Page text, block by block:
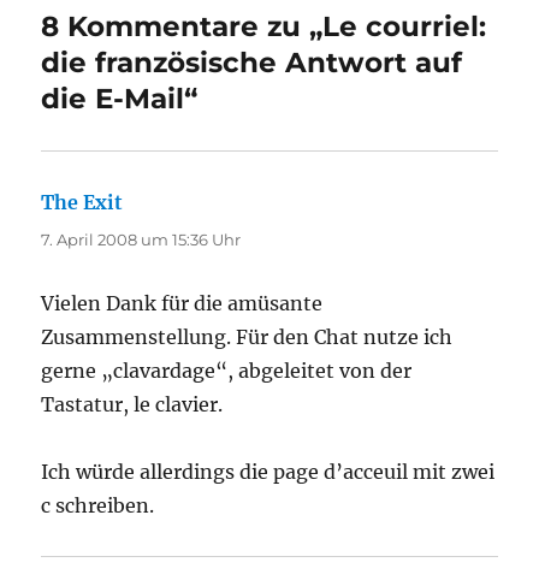
8 Kommentare zu „Le courriel:
die französische Antwort auf
die E-Mail“
The Exit
7. April 2008 um 15:36 Uhr
Vielen Dank für die amüsante
Zusammenstellung. Für den Chat nutze ich
gerne „clavardage“, abgeleitet von der
Tastatur, le clavier.
Ich würde allerdings die page d’acceuil mit zwei
c schreiben.